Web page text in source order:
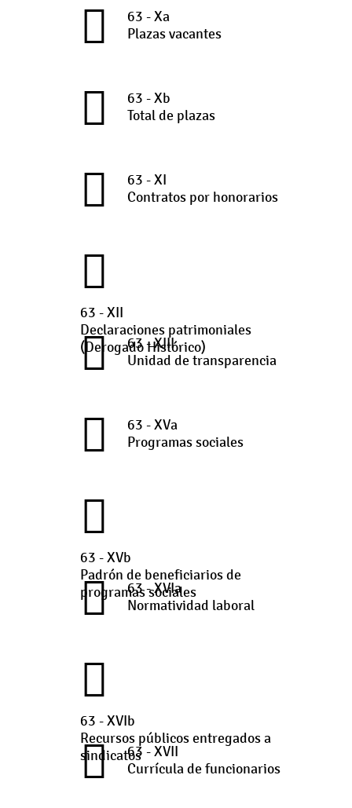
63 - Xa
Plazas vacantes
63 - Xb
Total de plazas
63 - XI
Contratos por honorarios
63 - XII
Declaraciones patrimoniales
(Derogado Histórico)
63 - XIII
Unidad de transparencia
63 - XVa
Programas sociales
63 - XVb
Padrón de beneficiarios de
programas sociales
63 - XVIa
Normatividad laboral
63 - XVIb
Recursos públicos entregados a
sindicatos63 - XVII
Currícula de funcionarios